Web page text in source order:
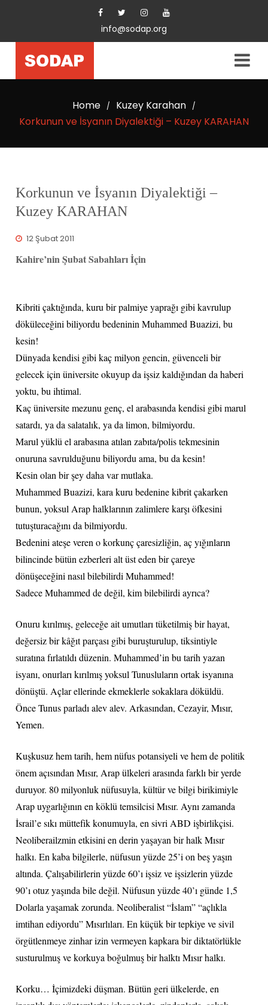
info@sodap.org
Home / Kuzey Karahan /
Korkunun ve İsyanın Diyalektiği – Kuzey KARAHAN
Korkunun ve İsyanın Diyalektiği –
Kuzey KARAHAN
12 Şubat 2011
Kahire’nin Şubat Sabahları İçin
Kibriti çaktığında, kuru bir palmiye yaprağı gibi kavrulup
döküleceğini biliyordu bedeninin Muhammed Buazizi, bu
kesin!
Dünyada kendisi gibi kaç milyon gencin, güvenceli bir
gelecek için üniversite okuyup da işsiz kaldığından da haberi
yoktu, bu ihtimal.
Kaç üniversite mezunu genç, el arabasında kendisi gibi marul
satardı, ya da salatalık, ya da limon, bilmiyordu.
Marul yüklü el arabasına atılan zabıta/polis tekmesinin
onuruna savrulduğunu biliyordu ama, bu da kesin!
Kesin olan bir şey daha var mutlaka.
Muhammed Buazizi, kara kuru bedenine kibrit çakarken
bunun, yoksul Arap halklarının zalimlere karşı öfkesini
tutuşturacağını da bilmiyordu.
Bedenini ateşe veren o korkunç çaresizliğin, aç yığınların
bilincinde bütün ezberleri alt üst eden bir çareye
dönüşeceğini nasıl bilebilirdi Muhammed!
Sadece Muhammed de değil, kim bilebilirdi ayrıca?
Onuru kırılmış, geleceğe ait umutları tüketilmiş bir hayat,
değersiz bir kâğıt parçası gibi buruşturulup, tiksintiyle
suratına fırlatıldı düzenin. Muhammed’in bu tarih yazan
isyanı, onurları kırılmış yoksul Tunusluların ortak isyanına
dönüştü. Açlar ellerinde ekmeklerle sokaklara döküldü.
Önce Tunus parladı alev alev. Arkasından, Cezayir, Mısır,
Yemen.
Kuşkusuz hem tarih, hem nüfus potansiyeli ve hem de politik
önem açısından Mısır, Arap ülkeleri arasında farklı bir yerde
duruyor. 80 milyonluk nüfusuyla, kültür ve bilgi birikimiyle
Arap uygarlığının en köklü temsilcisi Mısır. Aynı zamanda
İsrail’e sıkı müttefik konumuyla, en sivri ABD işbirlikçisi.
Neoliberailzmin etkisini en derin yaşayan bir halk Mısır
halkı. En kaba bilgilerle, nüfusun yüzde 25’i on beş yaşın
altında. Çalışabilirlerin yüzde 60’ı işsiz ve işsizlerin yüzde
90’ı otuz yaşında bile değil. Nüfusun yüzde 40’ı günde 1,5
Dolarla yaşamak zorunda. Neoliberalist “İslam” “açlıkla
imtihan ediyordu” Mısırlıları. En küçük bir tepkiye ve sivil
örgütlenmeye zinhar izin vermeyen kapkara bir diktatörlükle
susturulmuş ve korkuya boğulmuş bir halktı Mısır halkı.
Korku… İçimizdeki düşman. Bütün geri ülkelerde, en